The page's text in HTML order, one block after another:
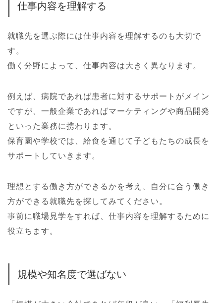
仕事内容を理解する
就職先を選ぶ際には仕事内容を理解するのも大切で
す。
働く分野によって、仕事内容は大きく異なります。
例えば、病院であれば患者に対するサポートがメイン
ですが、一般企業であればマーケティングや商品開発
といった業務に携わります。
保育園や学校では、給食を通じて子どもたちの成長を
サポートしていきます。
理想とする働き方ができるかを考え、自分に合う働き
方ができる就職先を探してみてください。
事前に職場見学をすれば、仕事内容を理解するために
役立ちます。
規模や知名度で選ばない